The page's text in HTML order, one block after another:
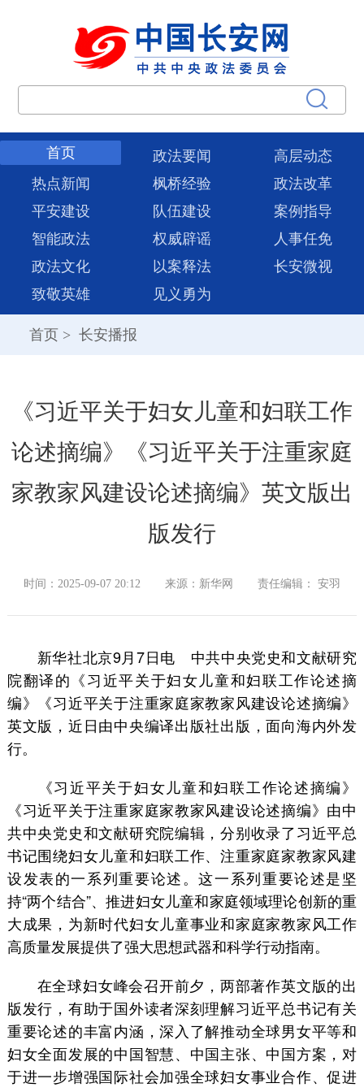
首页 政法要闻
高层动态
热点新闻
枫桥经验
政法改革
平安建设
队伍建设
案例指导
智能政法
权威辟谣
人事任免
政法文化
以案释法
长安微视
致敬英雄
见义勇为
首页 > 长安播报
《习近平关于妇女儿童和妇联工作
论述摘编》《习近平关于注重家庭
家教家风建设论述摘编》英文版出
版发行
时间：2025-09-07 20:12 来源：新华网 责任编辑： 安羽
新华社北京9月7日电 中共中央党史和文献研究
院翻译的《习近平关于妇女儿童和妇联工作论述摘
编》《习近平关于注重家庭家教家风建设论述摘编》
英文版，近日由中央编译出版社出版，面向海内外发
行。
《习近平关于妇女儿童和妇联工作论述摘编》
《习近平关于注重家庭家教家风建设论述摘编》由中
共中央党史和文献研究院编辑，分别收录了习近平总
书记围绕妇女儿童和妇联工作、注重家庭家教家风建
设发表的一系列重要论述。这一系列重要论述是坚
持“两个结合”、推进妇女儿童和家庭领域理论创新的重
大成果，为新时代妇女儿童事业和家庭家教家风工作
高质量发展提供了强大思想武器和科学行动指南。
在全球妇女峰会召开前夕，两部著作英文版的出
版发行，有助于国外读者深刻理解习近平总书记有关
重要论述的丰富内涵，深入了解推动全球男女平等和
妇女全面发展的中国智慧、中国主张、中国方案，对
于进一步增强国际社会加强全球妇女事业合作、促进